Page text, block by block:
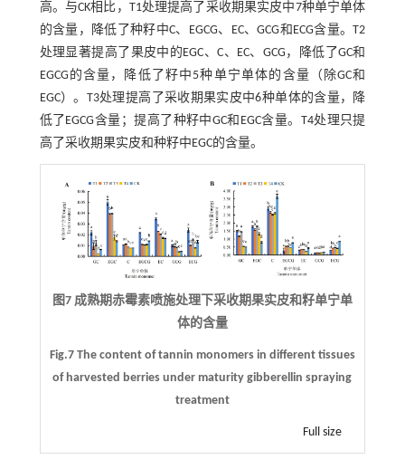
高。与CK相比，T1处理提高了采收期果实皮中7种单宁单体
的含量，降低了种籽中C、EGCG、EC、GCG和ECG含量。T2
处理显著提高了果皮中的EGC、C、EC、GCG，降低了GC和
EGCG的含量，降低了籽中5种单宁单体的含量（除GC和
EGC）。T3处理提高了采收期果实皮中6种单体的含量，降
低了EGCG含量；提高了种籽中GC和EGC含量。T4处理只提
高了采收期果实皮和种籽中EGC的含量。
图7 成熟期赤霉素喷施处理下采收期果实皮和籽单宁单
体的含量
Fig.7 The content of tannin monomers in different tissues
of harvested berries under maturity gibberellin spraying
treatment
Full size